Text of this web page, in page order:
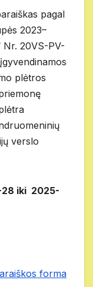
pagal
2023–
Nr. 20VS-PV-
plėtros
verslo
28 iki 2025-
forma